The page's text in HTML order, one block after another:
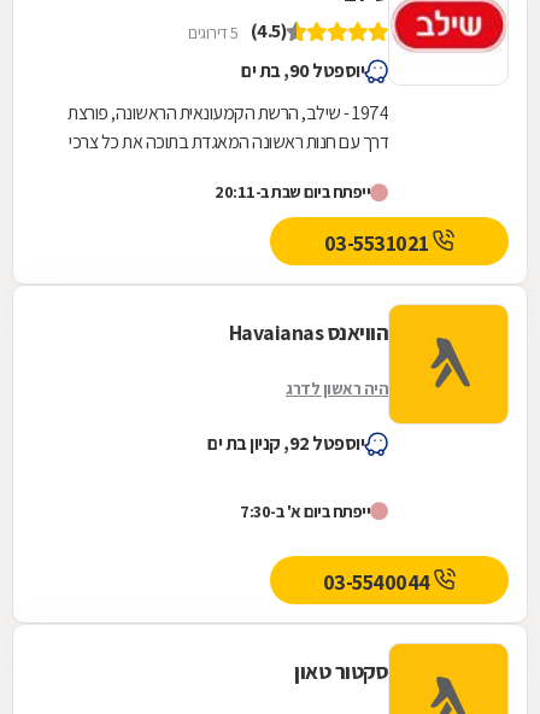
(4.5) 5 דירוגים
יוספטל 90, בת ים
1974 - שילב, הרשת הקמעונאית הראשונה, פורצת
דרך עם חנות ראשונה המאגדת בתוכה את כל צרכי
אורן...ייפתח ביום שבת ב-20:11
03-5531021
הוויאנס Havaianas
היה ראשון לדרג
יוספטל 92, קניון בת ים
ייפתח ביום א' ב-7:30
03-5540044
סקטור טאון